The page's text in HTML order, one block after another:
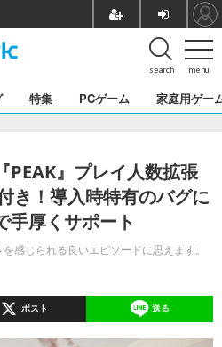
menu
search
特集 PCゲーム 家庭用ゲー
PEAK』プレイ人数拡張
き！導入時特有のバグに
手厚くサポート
感じられる良いエピソードに思えます。
ポスト 送る